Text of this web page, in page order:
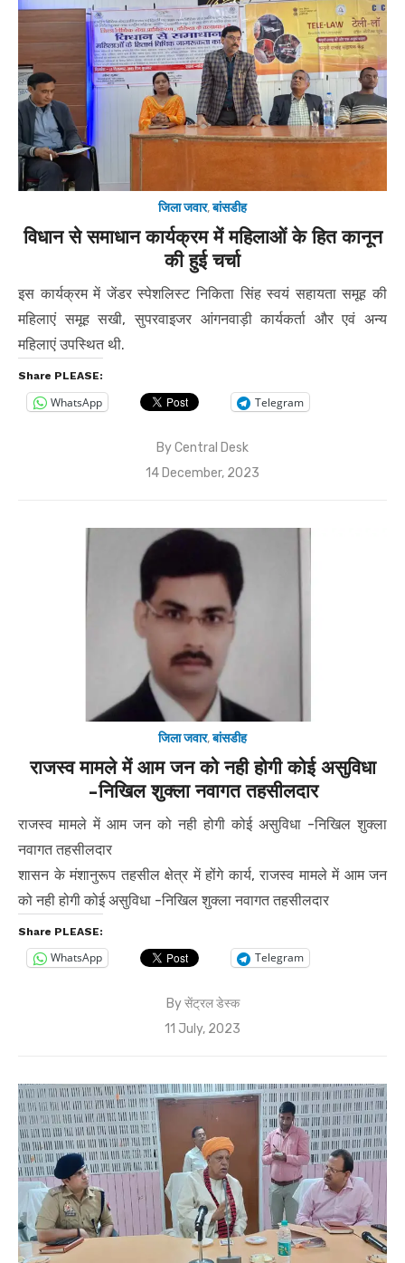
जिला जवार,बांसडीह
विधान से समाधान कार्यक्रम में महिलाओं के हित कानून
की हुई चर्चा
इस कार्यक्रम में जेंडर स्पेशलिस्ट निकिता सिंह स्वयं सहायता समूह की
महिलाएं समूह सखी, सुपरवाइजर आंगनवाड़ी कार्यकर्ता और एवं अन्य
महिलाएं उपस्थित थी.
Share PLEASE:
WhatsApp Telegram
ByCentral Desk
Posted
14 December, 2023
जिला जवार,बांसडीह
राजस्व मामले में आम जन को नही होगी कोई असुविधा
-निखिल शुक्ला नवागत तहसीलदार
राजस्व मामले में आम जन को नही होगी कोई असुविधा -निखिल शुक्ला
नवागत तहसीलदार
शासन के मंशानुरूप तहसील क्षेत्र में होंगे कार्य, राजस्व मामले में आम जन
को नही होगी कोई असुविधा -निखिल शुक्ला नवागत तहसीलदार
Share PLEASE:
WhatsApp Telegram
Byसेंट्रल डेस्क
Posted
11 July, 2023